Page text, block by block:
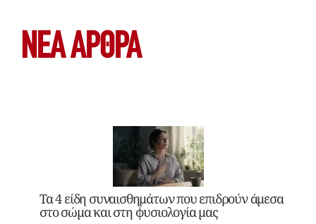
ΝΕΑ ΆΡΘΡΑ
Τα 4 είδη συναισθημάτων που επιδρούν άμεσα
στο σώμα και στη φυσιολογία μας